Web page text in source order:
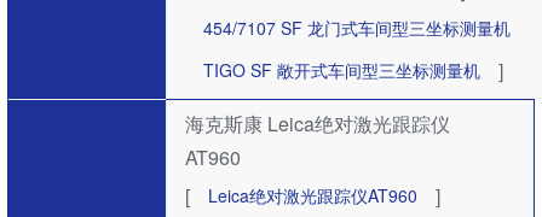
454/7107 SF ​龙门式车间型三坐标测量机
TIGO SF 敞开式车间型三坐标测量机
]
海克斯康 Leica绝对激光跟踪仪
AT960
[
Leica绝对激光跟踪仪AT960
]